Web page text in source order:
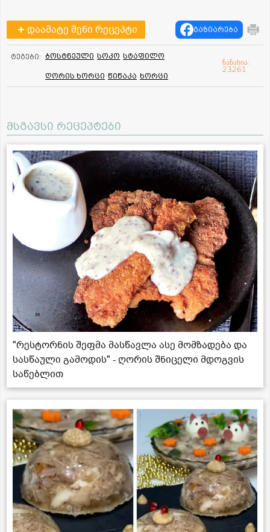
დაამატე შენი რეცეპტი გაზიარება
ტეგები: ბოსტნეული სოკო სტაფილო
ღორის ხორცი წიწაკა ხორცი
ნანახია:
23261
მსგავსი რეცეპტები
"რესტორნის შეფმა მასწავლა ასე მომზადება და
სასწაული გამოდის" - ღორის შნიცელი მდოგვის
საწებლით